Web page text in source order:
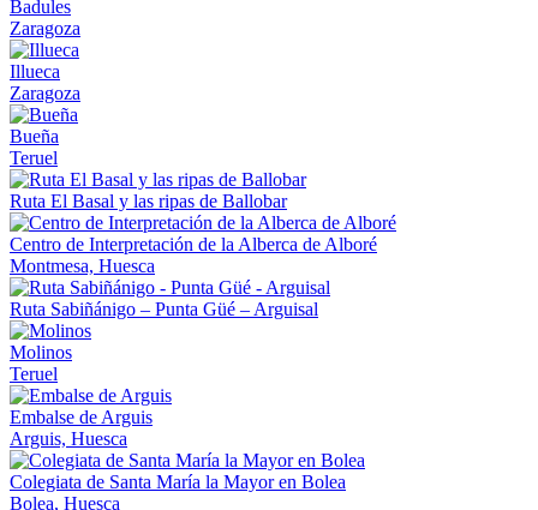
Badules
Zaragoza
Illueca
Zaragoza
Bueña
Teruel
Ruta El Basal y las ripas de Ballobar
Centro de Interpretación de la Alberca de Alboré
Montmesa, Huesca
Ruta Sabiñánigo – Punta Güé – Arguisal
Molinos
Teruel
Embalse de Arguis
Arguis, Huesca
Colegiata de Santa María la Mayor en Bolea
Bolea, Huesca